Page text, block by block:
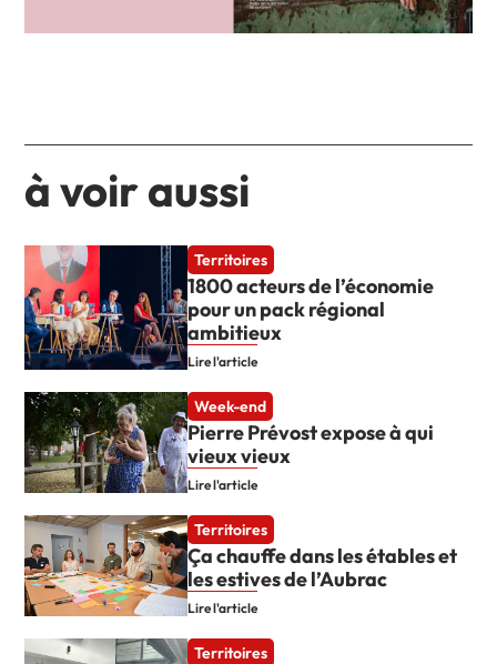
à voir aussi
Territoires
1800 acteurs de l’économie
pour un pack régional
ambitieux
Lire l'article
Week-end
Pierre Prévost expose à qui
vieux vieux
Lire l'article
Territoires
Ça chauffe dans les étables et
les estives de l’Aubrac
Lire l'article
Territoires